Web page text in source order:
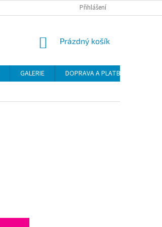
Přihlášení
NÁKUPNÍ
Prázdný košík
GALERIE DOPRAVA A PLATBA